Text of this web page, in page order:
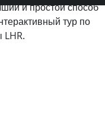
и простой способ
тур по
LHR.